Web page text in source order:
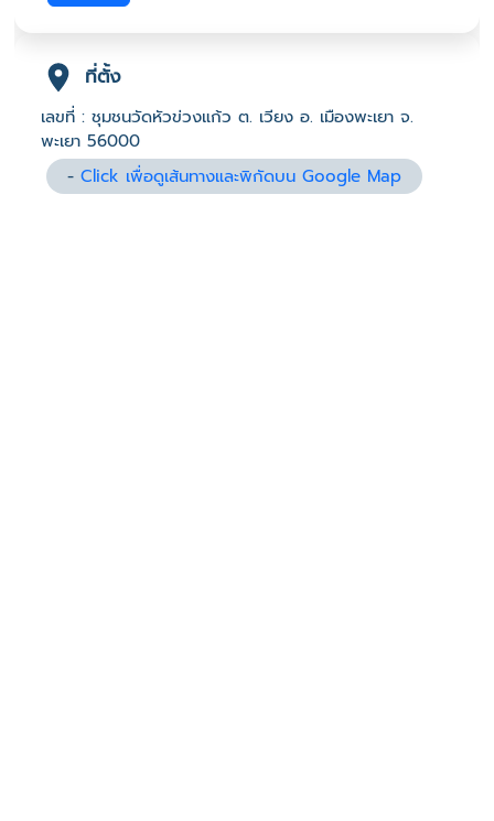
ที่ตั้ง
เลขที่ : ชุมชนวัดหัวข่วงแก้ว ต. เวียง อ. เมืองพะเยา จ.
พะเยา 56000
-Click เพื่อดูเส้นทางและพิกัดบน Google Map